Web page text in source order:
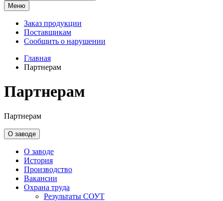
Меню
Заказ продукции
Поставщикам
Сообщить о нарушении
Главная
Партнерам
Партнерам
Партнерам
О заводе
О заводе
История
Производство
Вакансии
Охрана труда
Результаты СОУТ